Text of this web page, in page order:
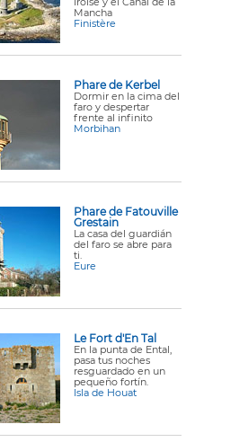
Mancha
Finistère
Phare de Kerbel
Dormir en la cima del
faro y despertar
frente al infinito
Morbihan
Phare de Fatouville
Grestain
La casa del guardián
del faro se abre para
ti.
Eure
Le Fort d'En Tal
En la punta de Ental,
pasa tus noches
resguardado en un
pequeño fortín.
Isla de Houat